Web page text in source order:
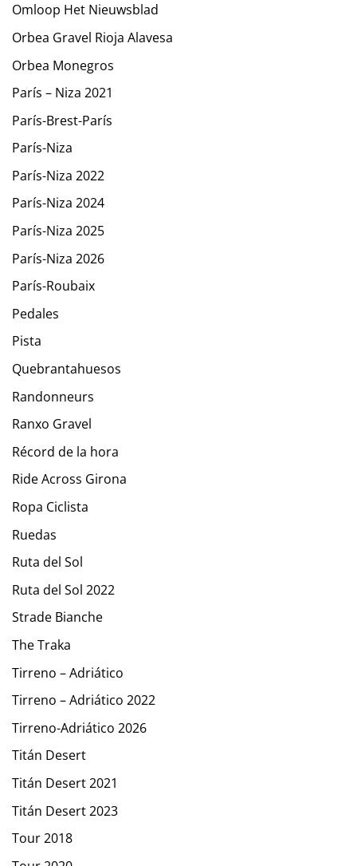
Omloop Het Nieuwsblad
Orbea Gravel Rioja Alavesa
Orbea Monegros
París – Niza 2021
París-Brest-París
París-Niza
París-Niza 2022
París-Niza 2024
París-Niza 2025
París-Niza 2026
París-Roubaix
Pedales
Pista
Quebrantahuesos
Randonneurs
Ranxo Gravel
Récord de la hora
Ride Across Girona
Ropa Ciclista
Ruedas
Ruta del Sol
Ruta del Sol 2022
Strade Bianche
The Traka
Tirreno – Adriático
Tirreno – Adriático 2022
Tirreno-Adriático 2026
Titán Desert
Titán Desert 2021
Titán Desert 2023
Tour 2018